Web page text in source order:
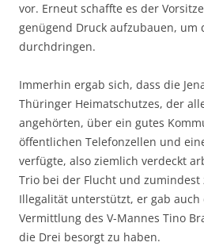
vor. Erneut schaffte es der
genügend Druck aufzubauen, um
durchdringen.
Immerhin ergab sich, dass die
Thüringer Heimatschutzes, der
angehörten, über ein gutes
öffentlichen Telefonzellen und
verfügte, also ziemlich verdeckt
Trio bei der Flucht und
Illegalität unterstützt, er gab
Vermittlung des V-Mannes Tino
die Drei besorgt zu haben.